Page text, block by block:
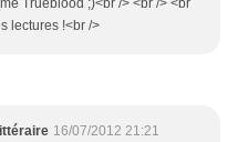
Trueblood ;)<br /> <br /> <br
lectures !<br />
16/07/2012 21:21